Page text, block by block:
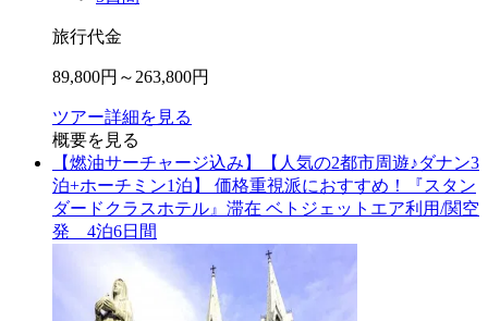
旅行代金
89,800円～ 263,800円
ツアー詳細を見る
概要を見る
【燃油サーチャージ込み】【人気の2都市周遊♪ダナン3
泊+ホーチミン1泊】 価格重視派におすすめ！『スタン
ダードクラスホテル』滞在 ベトジェットエア利用/関空
発 4泊6日間